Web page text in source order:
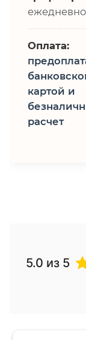
ежедневно
Оплата:
картой и
расчет
5.0 из 5